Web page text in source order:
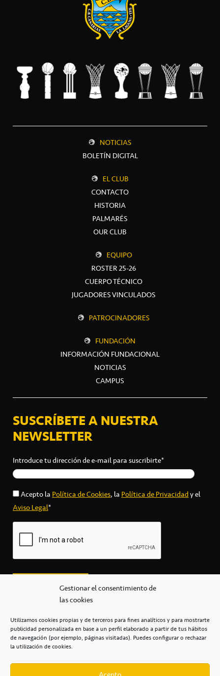
Gestionar el consentimiento de
las cookies
Utilizamos cookies propias y de terceros para fines analíticos y para mostrarte
publicidad personalizada en base a un perfil elaborado a partir de tus hábitos
de navegación (por ejemplo, páginas visitadas). Puedes configurar o rechazar
la utilización de cookies.
NOTICIAS
BOLETÍN DIGITAL
EL CLUB
CONTACTO
HISTORIA
PALMARÉS
OUR CLUB
EQUIPO
ROSTER 25-26
CUERPO TÉCNICO
JUGADORES VINCULADOS
PATROCINADORES
FUNDACIÓN
INFORMACIÓN FUNDACIONAL
NOTICIAS
CAMPUS
SUSCRÍBETE A NUESTRA
NEWSLETTER
Introduce tu dirección de e-mail para suscribirte*
Acepto laPolítica de Cookies, laPolítica de Privacidady el
Aviso Legal*
secretaria@cbcanarias.es
+34 922 253 684
Casa del Deporte / 38108 – La Laguna